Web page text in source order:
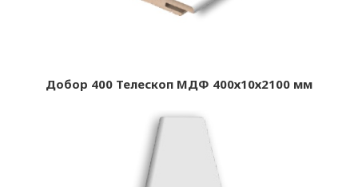
Добор 400 Телескоп МДФ 400х10х2100 мм